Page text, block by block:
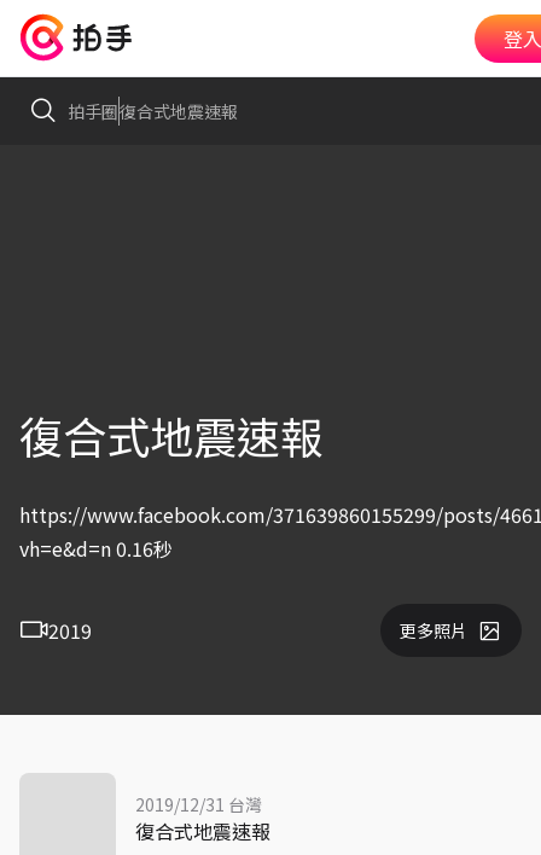
登
拍手圈復合式地震速報
復合式地震速報
https://www.facebook.com/371639860155299/posts/
vh=e&d=n 0.16秒
2019 更多照片
2019/12/31 台灣
復合式地震速報